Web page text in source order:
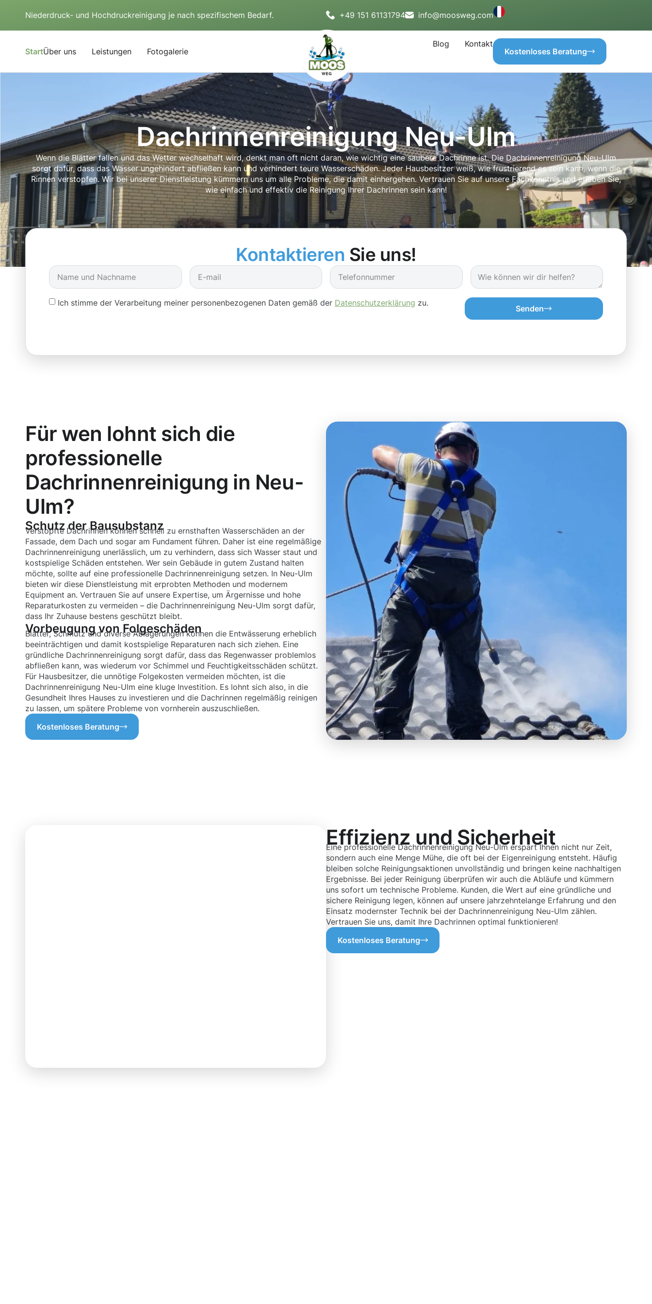
Niederdruck- und Hochdruckreinigung je nach spezifischem Bedarf. +49 151 61131794 info@moosweg.com
StartÜber uns Leistungen Fotogalerie
Blog
Kontakt
Kostenloses Beratung
Dachrinnenreinigung Neu-Ulm
Wenn die Blätter fallen und das Wetter wechselhaft wird, denkt man oft nicht daran, wie wichtig eine saubere Dachrinne ist. Die Dachrinnenreinigung Neu-Ulm
sorgt dafür, dass das Wasser ungehindert abfließen kann und verhindert teure Wasserschäden. Jeder Hausbesitzer weiß, wie frustrierend es sein kann, wenn die
Rinnen verstopfen. Wir bei unserer Dienstleistung kümmern uns um alle Probleme, die damit einhergehen. Vertrauen Sie auf unsere Fachkenntnis und erleben Sie,
wie einfach und effektiv die Reinigung Ihrer Dachrinnen sein kann!
Kontaktieren Sie uns!
Ich stimme der Verarbeitung meiner personenbezogenen Daten gemäß der Datenschutzerklärung zu.
Senden
Für wen lohnt sich die
professionelle
Dachrinnenreinigung in Neu-
Ulm?
Schutz der Bausubstanz
Verstopfte Dachrinnen können schnell zu ernsthaften Wasserschäden an der
Fassade, dem Dach und sogar am Fundament führen. Daher ist eine regelmäßige
Dachrinnenreinigung unerlässlich, um zu verhindern, dass sich Wasser staut und
kostspielige Schäden entstehen. Wer sein Gebäude in gutem Zustand halten
möchte, sollte auf eine professionelle Dachrinnenreinigung setzen. In Neu-Ulm
bieten wir diese Dienstleistung mit erprobten Methoden und modernem
Equipment an. Vertrauen Sie auf unsere Expertise, um Ärgernisse und hohe
Reparaturkosten zu vermeiden – die Dachrinnenreinigung Neu-Ulm sorgt dafür,
dass Ihr Zuhause bestens geschützt bleibt.
Vorbeugung von Folgeschäden
Blätter, Schmutz und diverse Ablagerungen können die Entwässerung erheblich
beeinträchtigen und damit kostspielige Reparaturen nach sich ziehen. Eine
gründliche Dachrinnenreinigung sorgt dafür, dass das Regenwasser problemlos
abfließen kann, was wiederum vor Schimmel und Feuchtigkeitsschäden schützt.
Für Hausbesitzer, die unnötige Folgekosten vermeiden möchten, ist die
Dachrinnenreinigung Neu-Ulm eine kluge Investition. Es lohnt sich also, in die
Gesundheit Ihres Hauses zu investieren und die Dachrinnen regelmäßig reinigen
zu lassen, um spätere Probleme von vornherein auszuschließen.
Kostenloses Beratung
Effizienz und Sicherheit
Eine professionelle Dachrinnenreinigung Neu-Ulm erspart Ihnen nicht nur Zeit,
sondern auch eine Menge Mühe, die oft bei der Eigenreinigung entsteht. Häufig
bleiben solche Reinigungsaktionen unvollständig und bringen keine nachhaltigen
Ergebnisse. Bei jeder Reinigung überprüfen wir auch die Abläufe und kümmern
uns sofort um technische Probleme. Kunden, die Wert auf eine gründliche und
sichere Reinigung legen, können auf unsere jahrzehntelange Erfahrung und den
Einsatz modernster Technik bei der Dachrinnenreinigung Neu-Ulm zählen.
Vertrauen Sie uns, damit Ihre Dachrinnen optimal funktionieren!
Kostenloses Beratung